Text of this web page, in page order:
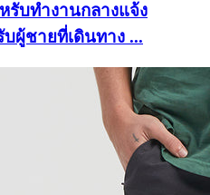
รับทำงานกลางแจ้ง
ผู้ชายที่เดินทาง ...